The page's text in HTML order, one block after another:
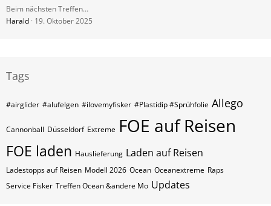
Beim nächsten Treffen…
Harald 19. Oktober 2025
Tags
#airglider #alufelgen #ilovemyfisker #Plastidip #Sprühfolie Allego
Cannonball Düsseldorf Extreme FOE auf Reisen
FOE laden Hauslieferung Laden auf Reisen
Ladestopps auf Reisen Modell 2026 Ocean Oceanextreme Raps
Service Fisker Treffen Ocean &andere Mo Updates